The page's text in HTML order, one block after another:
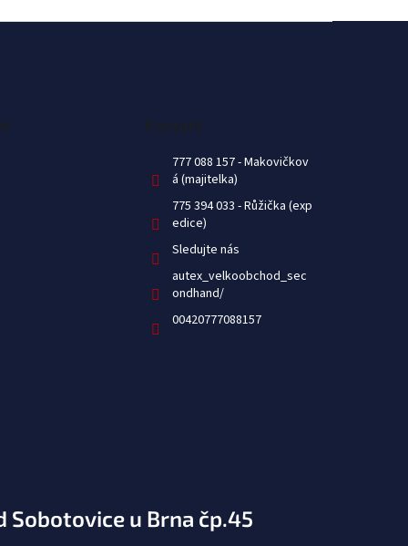
Kontakt
777 088 157
775 394 033
Sledujte nás
autex_velkoobchod_sec
ondhand/
00420777088157
Sobotovice u Brna čp.45